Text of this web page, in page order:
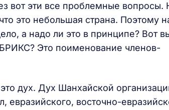
вот эти все проблемные вопросы.
это небольшая страна. Поэтому
а надо ли это в принципе? Вот
БРИКС? Это поименование членов-
дух. Дух Шанхайской
евразийского, восточно-